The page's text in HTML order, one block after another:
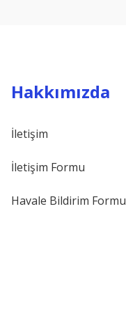
Hakkımızda
İletişim
İletişim Formu
Havale Bildirim Formu